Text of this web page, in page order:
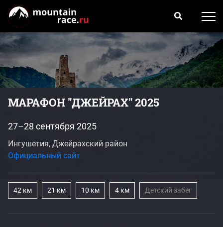
МАРАФОН "ДЖЕЙРАХ" 2025
27–28 сентября 2025
Ингушетия, Джейрахский район
Официальный сайт
42 км 21 км 10 км 4 км Детский забег